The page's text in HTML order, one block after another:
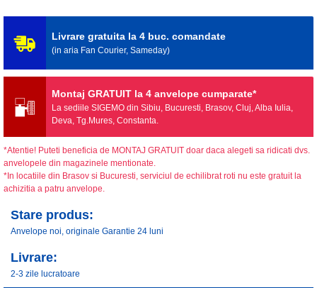
Livrare gratuita la 4 buc. comandate
(in aria Fan Courier, Sameday)
Montaj GRATUIT la 4 anvelope cumparate*
La sediile SIGEMO din Sibiu, Bucuresti, Brasov, Cluj, Alba Iulia,
Deva, Tg.Mures, Constanta.
*Atentie! Puteti beneficia de MONTAJ GRATUIT doar daca alegeti sa ridicati dvs.
anvelopele din magazinele mentionate.
*In locatiile din Brasov si Bucuresti, serviciul de echilibrat roti nu este gratuit la
achizitia a patru anvelope.
Stare produs:
Anvelope noi, originale Garantie 24 luni
Livrare:
2-3 zile lucratoare